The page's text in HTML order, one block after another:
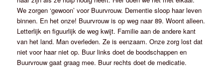
We zorgen ‘gewoon’ voor Buurvrouw. Dementie sloop haar leven
binnen. En het onze! Buurvrouw is op weg naar 89. Woont alleen.
Letterlijk en figuurlijk de weg kwijt. Familie aan de andere kant
van het land. Man overleden. Ze is eenzaam. Onze zorg lost dat
niet voor haar niet op. Buur links doet de boodschappen en
Buurvrouw gaat graag mee. Buur rechts doet de medicatie.